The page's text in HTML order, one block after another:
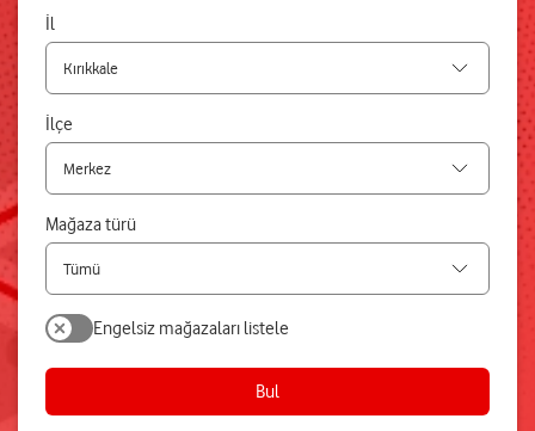
İl
İlçe
Mağaza türü
Bul
Engelsiz mağazaları listele